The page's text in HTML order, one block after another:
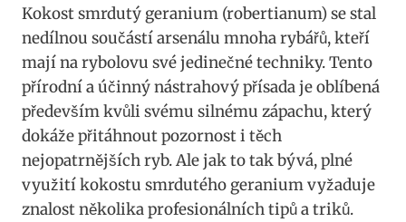
Kokost ⁣smrdutý geranium (robertianum) se stal
nedílnou součástí arsenálu mnoha rybářů, kteří
mají na rybolovu své jedinečné techniky. Tento
přírodní a účinný nástrahový přísada je oblíbená
‍především kvůli svému silnému zápachu, který
dokáže přitáhnout ‌pozornost i těch
nejopatrnějších ryb. Ale jak to tak bývá, plné‌
využití ⁤kokostu smrdutého⁣ geranium vyžaduje
⁤znalost několika profesionálních tipů a triků.